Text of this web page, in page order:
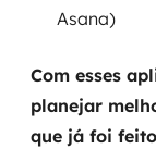
Asana)
Com esses
planejar
que já foi